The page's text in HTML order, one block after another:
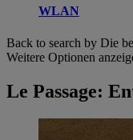
WLAN
Back to search by Die
Weitere Optionen
Le Passage: